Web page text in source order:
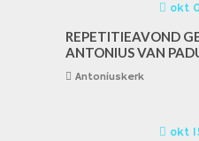
okt
REPETITIEAVOND
ANTONIUS VAN
Antoniuskerk
okt